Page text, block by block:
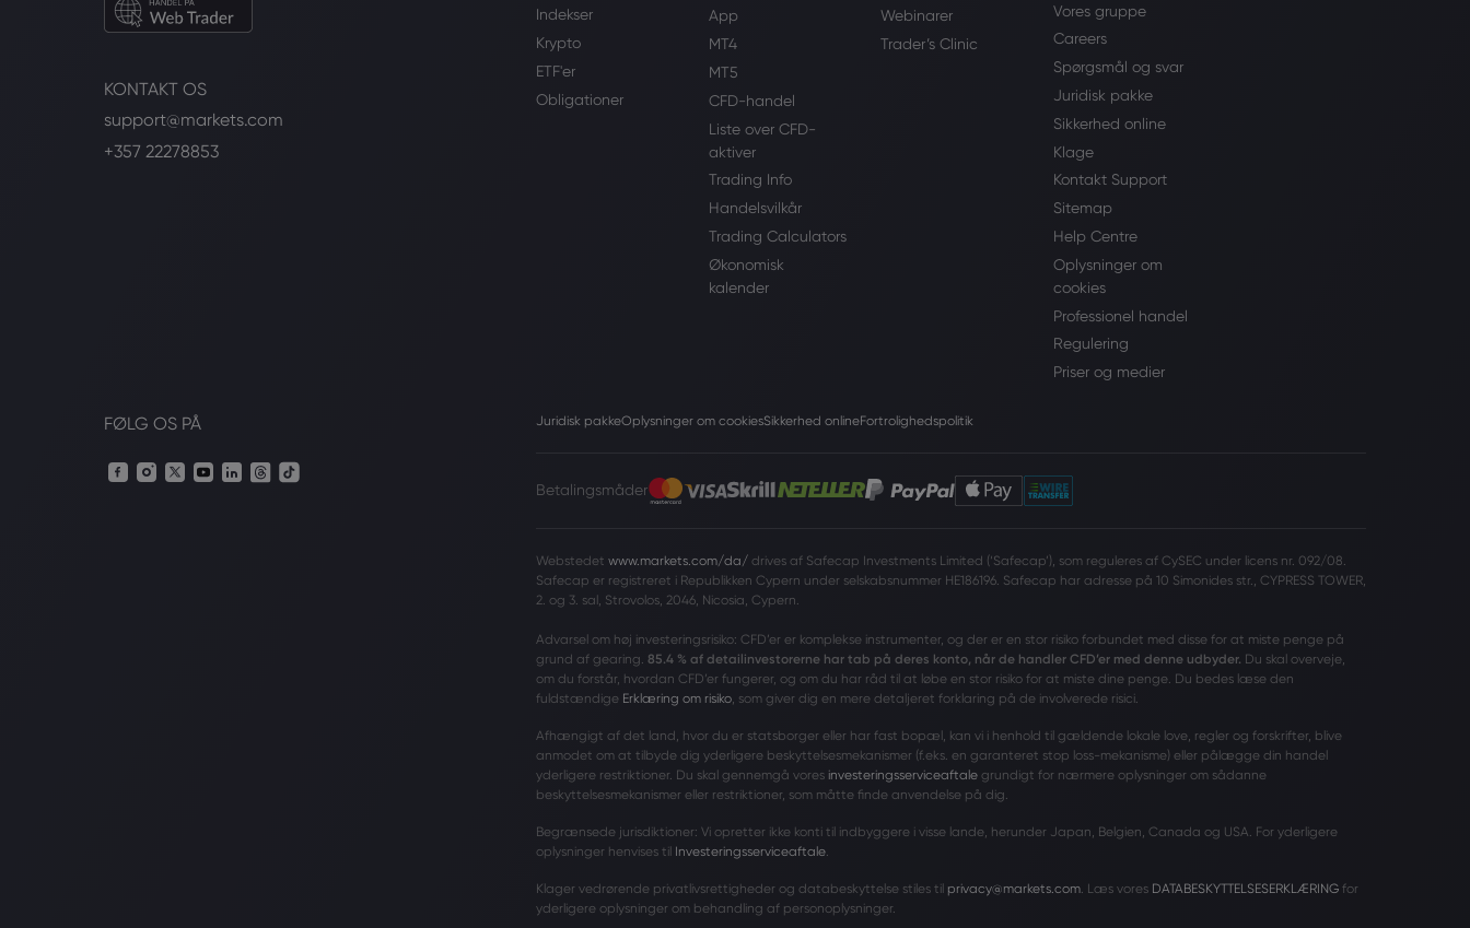
KONTAKT OS
support@markets.com
+357 22278853
Indekser
Krypto
ETF'er
Obligationer
App
MT4
MT5
CFD-handel
Liste over CFD-
aktiver
Trading Info
Handelsvilkår
Trading Calculators
Økonomisk
kalender
Webinarer
Trader’s Clinic
Vores gruppe
Careers
Spørgsmål og svar
Juridisk pakke
Sikkerhed online
Klage
Kontakt Support
Sitemap
Help Centre
Oplysninger om
cookies
Professionel handel
Regulering
Priser og medier
FØLG OS PÅ Juridisk pakkeOplysninger om cookiesSikkerhed onlineFortrolighedspolitik
Betalingsmåder
Webstedet www.markets.com/da/drives af Safecap Investments Limited (‘Safecap’), som reguleres af CySEC under licens nr. 092/08.
Safecap er registreret i Republikken Cypern under selskabsnummer HE186196. Safecap har adresse på 10 Simonides str., CYPRESS TOWER,
2. og 3. sal, Strovolos, 2046, Nicosia, Cypern.
Advarsel om høj investeringsrisiko: CFD’er er komplekse instrumenter, og der er en stor risiko forbundet med disse for at miste penge på
grund af gearing. 85.4 % af detailinvestorerne har tab på deres konto, når de handler CFD’er med denne udbyder. Du skal overveje,
om du forstår, hvordan CFD’er fungerer, og om du har råd til at løbe en stor risiko for at miste dine penge. Du bedes læse den
fuldstændige Erklæring om risiko, som giver dig en mere detaljeret forklaring på de involverede risici.
Afhængigt af det land, hvor du er statsborger eller har fast bopæl, kan vi i henhold til gældende lokale love, regler og forskrifter, blive
anmodet om at tilbyde dig yderligere beskyttelsesmekanismer (f.eks. en garanteret stop loss-mekanisme) eller pålægge din handel
yderligere restriktioner. Du skal gennemgå vores investeringsserviceaftalegrundigt for nærmere oplysninger om sådanne
beskyttelsesmekanismer eller restriktioner, som måtte finde anvendelse på dig.
Begrænsede jurisdiktioner: Vi opretter ikke konti til indbyggere i visse lande, herunder Japan, Belgien, Canada og USA. For yderligere
oplysninger henvises til Investeringsserviceaftale.
Klager vedrørende privatlivsrettigheder og databeskyttelse stiles til privacy@markets.com. Læs vores DATABESKYTTELSESERKLÆRINGfor
yderligere oplysninger om behandling af personoplysninger.